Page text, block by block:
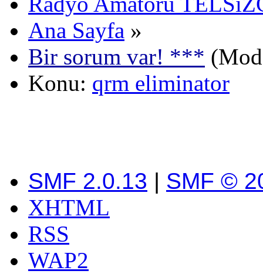
Ana Sayfa »
Bir sorum var! ***
Konu: qrm eliminator
SMF 2.0.13 | SMF ©
XHTML
RSS
WAP2